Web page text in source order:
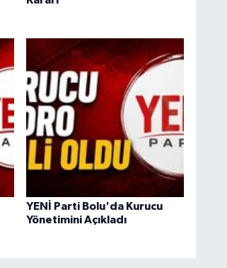
YENİ Parti Bolu'da Kurucu
Yönetimini Açıkladı